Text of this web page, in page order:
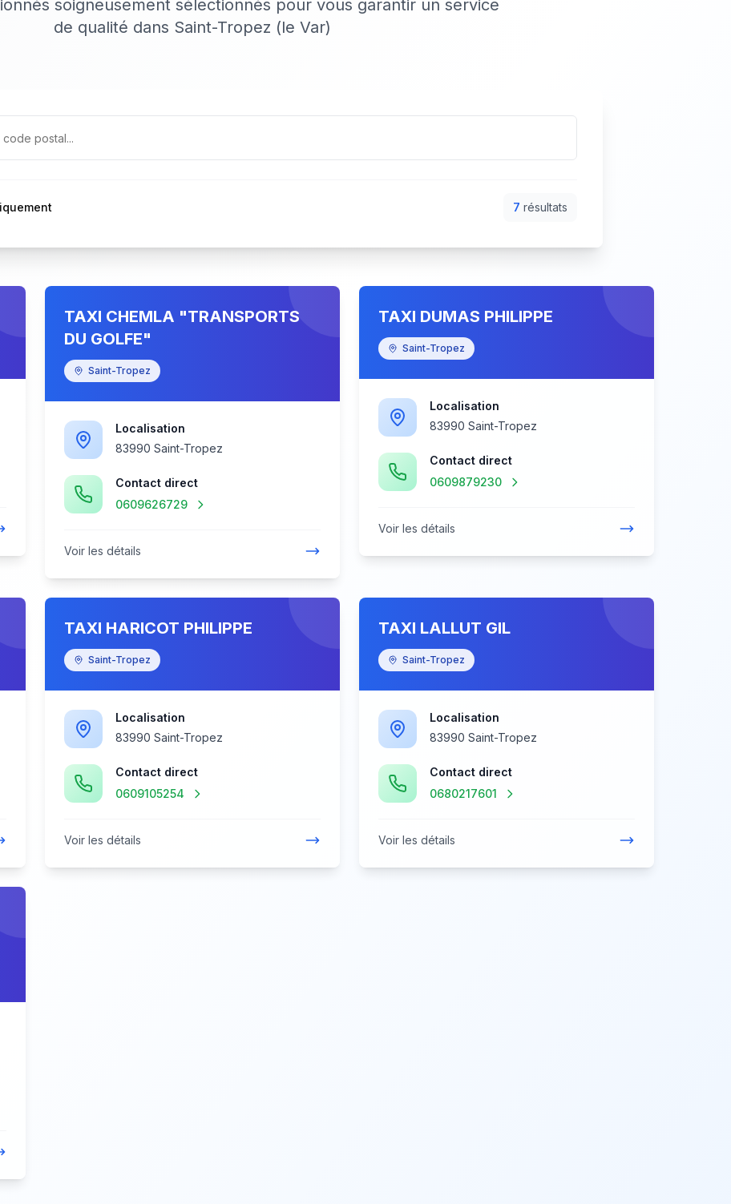
soigneusement sélectionnés pour vous garantir un service
de qualité dans Saint-Tropez (le Var)
7 résultats
TAXI CHEMLA "TRANSPORTS
DU GOLFE"
Saint-Tropez
Localisation
83990 Saint-Tropez
Contact direct
0609626729
Voir les détails
TAXI DUMAS PHILIPPE
Saint-Tropez
Localisation
83990 Saint-Tropez
Contact direct
0609879230
Voir les détails
TAXI HARICOT PHILIPPE
Saint-Tropez
Localisation
83990 Saint-Tropez
Contact direct
0609105254
Voir les détails
TAXI LALLUT GIL
Saint-Tropez
Localisation
83990 Saint-Tropez
Contact direct
0680217601
Voir les détails